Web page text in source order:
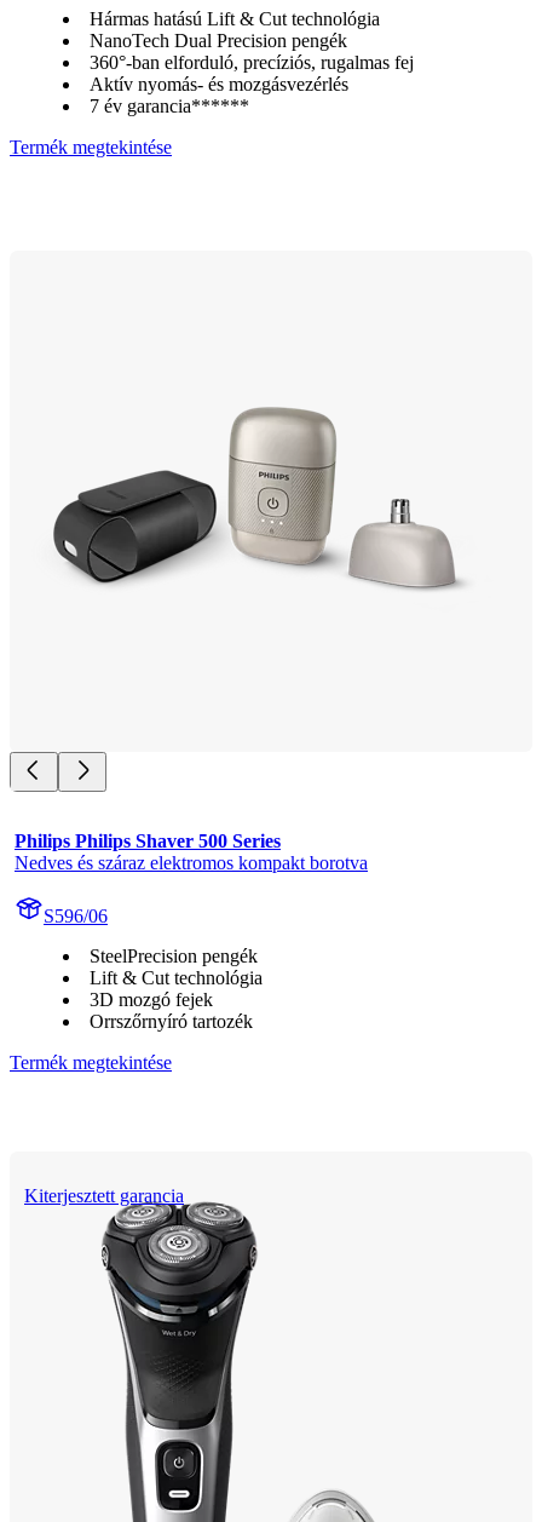
Hármas hatású Lift & Cut technológia
NanoTech Dual Precision pengék
360°-ban elforduló, precíziós, rugalmas fej
Aktív nyomás- és mozgásvezérlés
7 év garancia******
Termék megtekintése
Philips Philips Shaver 500 Series
Nedves és száraz elektromos kompakt borotva
S596/06
SteelPrecision pengék
Lift & Cut technológia
3D mozgó fejek
Orrszőrnyíró tartozék
Termék megtekintése
Kiterjesztett garancia